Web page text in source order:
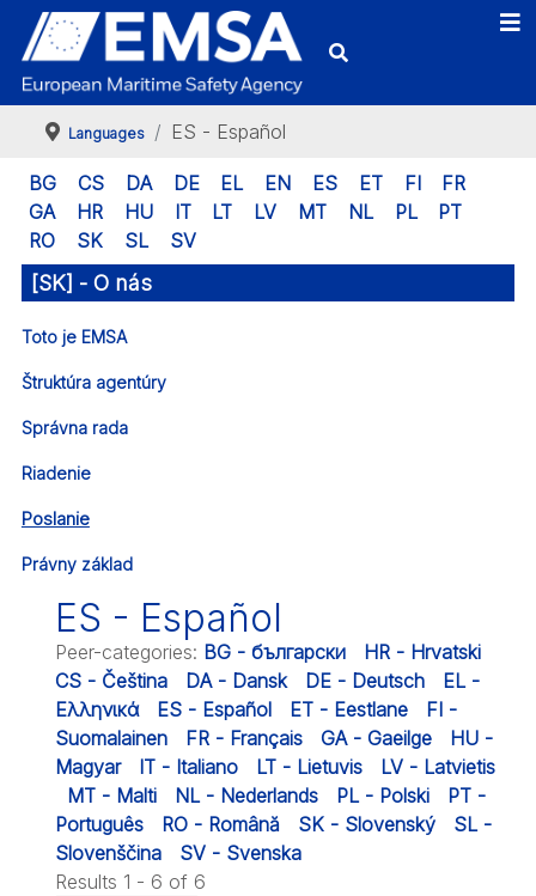
Languages ES - Español
BG CS DA DE EL EN ES ET FI
FR
GA
HR HU IT LT LV MT NL PL
PT
RO
SK SL SV
[SK] - O nás
Toto je EMSA
Štruktúra agentúry
Správna rada
Riadenie
Poslanie
Právny základ
ES - Español
Peer-categories: BG - български
HR - Hrvatski
CS - Čeština
DA - Dansk DE - Deutsch
EL -
Ελληνικά
ES - Español ET - Eestlane
FI -
Suomalainen
FR - Français GA - Gaeilge
HU -
Magyar
IT - Italiano LT - Lietuvis
LV - Latvietis
MT - Malti
NL - Nederlands PL - Polski
PT -
Português
RO - Română SK - Slovenský
SL -
Slovenščina
SV - Svenska
Results 1 - 6 of 6